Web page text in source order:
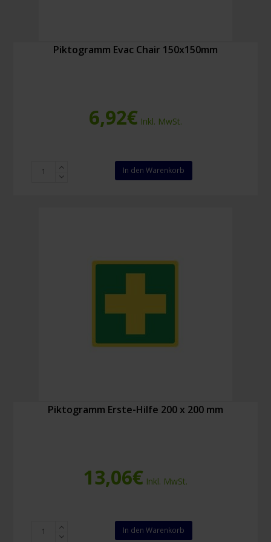
Piktogramm Evac Chair 150x150mm
6,92€ Inkl. MwSt.
Piktogramm
In den Warenkorb
Piktogramm Erste-Hilfe 200 x 200 mm
13,06€ Inkl. MwSt.
Piktogramm
In den Warenkorb